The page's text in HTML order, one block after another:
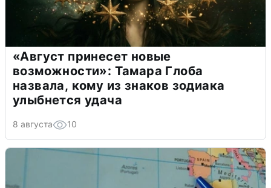
«Август принесет новые
возможности»: Тамара Глоба
назвала, кому из знаков зодиака
улыбнется удача
8 августа 10